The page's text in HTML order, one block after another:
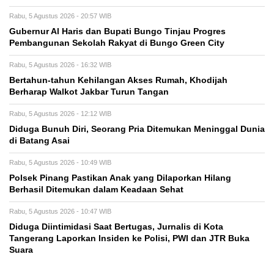
Rabu, 5 Agustus 2026 - 20:57 WIB
​Gubernur Al Haris dan Bupati Bungo Tinjau Progres
Pembangunan Sekolah Rakyat di Bungo Green City
Rabu, 5 Agustus 2026 - 16:32 WIB
Bertahun-tahun Kehilangan Akses Rumah, Khodijah
Berharap Walkot Jakbar Turun Tangan
Rabu, 5 Agustus 2026 - 12:12 WIB
Diduga Bunuh Diri, Seorang Pria Ditemukan Meninggal Dunia
di Batang Asai
Rabu, 5 Agustus 2026 - 10:49 WIB
Polsek Pinang Pastikan Anak yang Dilaporkan Hilang
Berhasil Ditemukan dalam Keadaan Sehat
Rabu, 5 Agustus 2026 - 10:47 WIB
Diduga Diintimidasi Saat Bertugas, Jurnalis di Kota
Tangerang Laporkan Insiden ke Polisi, PWI dan JTR Buka
Suara